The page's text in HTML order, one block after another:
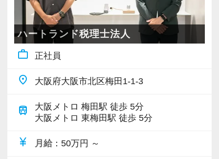
14,251,600円
勤続3年以上の税務担当の年収中央値：
11,683,809円
830万円／27歳／入社2年目／業界歴3年目／顧
万円+平均インセンティブ月額9万円）
1040万円／36歳／入社5年目／業界歴10年目／
顧問件数26件／年間顧問売上2,600万円（月給
60万円+平均インセンティブ月額26.5万円）
【Bパターン】
月給+インセンティブ
※AとBいずれかのパターンを選択可能。
Aパターンは本採用と同条件。Bパターンの詳細
※Aパターンを希望の場合は面接時に必ず「直近
の源泉徴収票」及び「直近3ヶ月分の給与明細」
を持参。賞与がある場合は「賞与明細書」も持
◆公平かつ透明性のある評価制度
人事評価は売上等の「定量項目」、社内プロジ
ェクトへ取り組む姿勢などの「定性項目」、さ
らに税務知識やビジネススキルの「知識項目」
の3項目で実施しています。
全社公開されている具体的な基準に則って評価
されるため、理不尽な昇給や降給はありませ
ん。
◆いつでも相談OK！教育は2名体制 + 議論を交
ハートランド税理士法人
work_outline 正社員
place 大阪府大阪市北区梅田1-1-3
train
大阪メトロ 梅田駅 徒歩 5分
大阪メトロ 東梅田駅 徒歩 5分
currency_yen 月給 ：50万円 ～